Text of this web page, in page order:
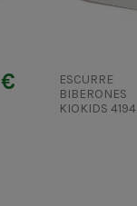
ESCURRE
BIBERONES
KIOKIDS 4194